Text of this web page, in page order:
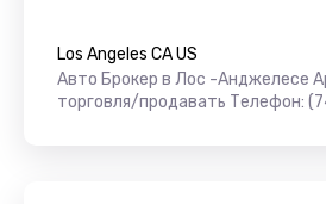
Los Angeles CA US
Авто Брокер в Лос -Анджелесе
торговля/продавать Телефон: